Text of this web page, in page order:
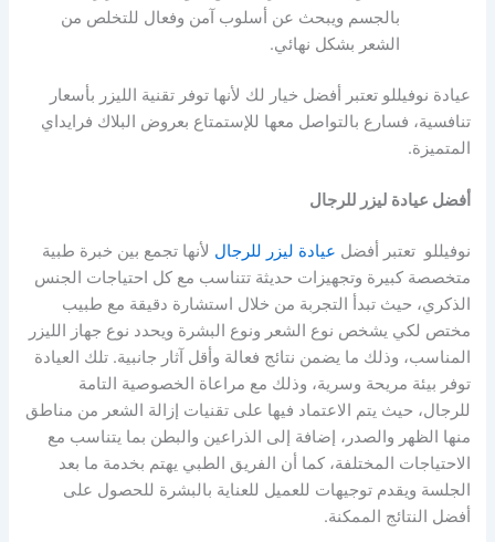
بالجسم ويبحث عن أسلوب آمن وفعال للتخلص من
الشعر بشكل نهائي.
عيادة نوفيللو تعتبر أفضل خيار لك لأنها توفر تقنية الليزر بأسعار
تنافسية، فسارع بالتواصل معها للإستمتاع بعروض البلاك فرايداي
المتميزة.
أفضل عيادة ليزر للرجال
نوفيللو تعتبر أفضل عيادة ليزر للرجال لأنها تجمع بين خبرة طبية
متخصصة كبيرة وتجهيزات حديثة تتناسب مع كل احتياجات الجنس
الذكري، حيث تبدأ التجربة من خلال استشارة دقيقة مع طبيب
مختص لكي يشخص نوع الشعر ونوع البشرة ويحدد نوع جهاز الليزر
المناسب، وذلك ما يضمن نتائج فعالة وأقل آثار جانبية. تلك العيادة
توفر بيئة مريحة وسرية، وذلك مع مراعاة الخصوصية التامة
للرجال، حيث يتم الاعتماد فيها على تقنيات إزالة الشعر من مناطق
منها الظهر والصدر، إضافة إلى الذراعين والبطن بما يتناسب مع
الاحتياجات المختلفة، كما أن الفريق الطبي يهتم بخدمة ما بعد
الجلسة ويقدم توجيهات للعميل للعناية بالبشرة للحصول على
أفضل النتائج الممكنة.